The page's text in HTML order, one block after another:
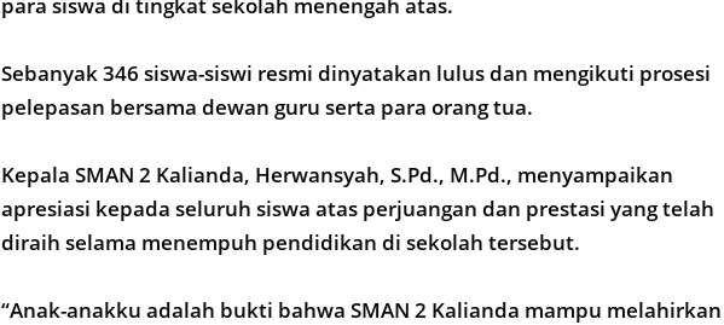
Sebanyak 346 siswa-siswi resmi dinyatakan lulus dan mengikuti prosesi
pelepasan bersama dewan guru serta para orang tua.
Kepala SMAN 2 Kalianda, Herwansyah, S.Pd., M.Pd., menyampaikan
apresiasi kepada seluruh siswa atas perjuangan dan prestasi yang telah
diraih selama menempuh pendidikan di sekolah tersebut.
“Anak-anakku adalah bukti bahwa SMAN 2 Kalianda mampu melahirkan